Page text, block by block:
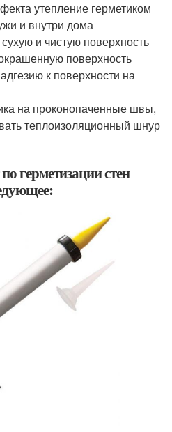
утепление герметиком
и внутри дома
и чистую поверхность
поверхность
к поверхности на
на проконопаченные швы,
теплоизоляционный шнур
герметизации стен